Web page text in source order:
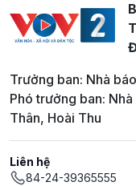
Trưởng ban: Nhà
Phó trưởng ban:
Thân, Hoài Thu
Liên hệ
84-24-39365555